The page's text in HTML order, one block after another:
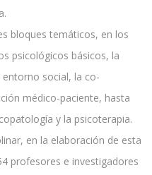
bloques temáticos, en los
psicológicos básicos, la
entorno social, la co­
médico-paciente, hasta
y la psicoterapia.
en la elaboración de esta
profesores e investigadores